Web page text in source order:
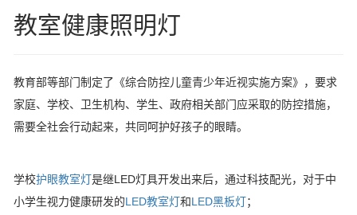
教室健康照明灯
教育部等部门制定了《综合防控儿童青少年近视实施方案》，要求
家庭、学校、卫生机构、学生、政府相关部门应采取的防控措施，
需要全社会行动起来，共同呵护好孩子的眼睛。
学校护眼教室灯是继LED灯具开发出来后，通过科技配光，对于中
小学生视力健康研发的LED教室灯和LED黑板灯；